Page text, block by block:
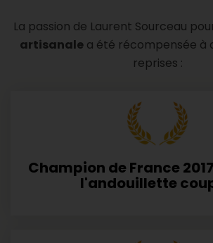
La passion de Laurent Sourceau
artisanalea été récompensée à
reprises :
Champion de France
l'andouillette